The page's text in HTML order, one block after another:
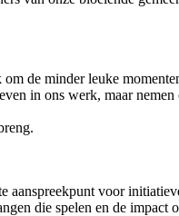
de minder leuke
in ons werk, maar
voor
die spelen en de impact